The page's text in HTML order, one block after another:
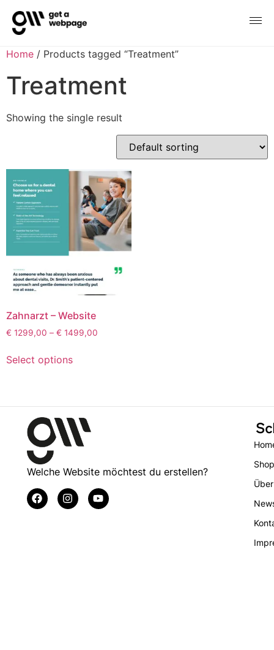
Home / Products tagged “Treatment”
Treatment
Showing the single result
Zahnarzt – Website
€ 1299,00 – € 1499,00
Select options
Welche Website möchtest du erstellen?